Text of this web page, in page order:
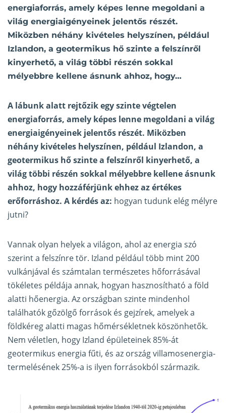
energiaforrás, amely képes lenne megoldani a
világ energiaigényeinek jelentős részét.
Miközben néhány kivételes helyszínen, például
Izlandon, a geotermikus hő szinte a felszínről
kinyerhető, a világ többi részén sokkal
mélyebbre kellene ásnunk ahhoz, hogy…
A lábunk alatt rejtőzik egy szinte végtelen
energiaforrás, amely képes lenne megoldani a világ
energiaigényeinek jelentős részét. Miközben
néhány kivételes helyszínen, például Izlandon, a
geotermikus hő szinte a felszínről kinyerhető, a
világ többi részén sokkal mélyebbre kellene ásnunk
ahhoz, hogy hozzáférjünk ehhez az értékes
erőforráshoz. A kérdés az: hogyan tudunk elég mélyre
jutni?
Vannak olyan helyek a világon, ahol az energia szó
szerint a felszínre tör. Izland például több mint 200
vulkánjával és számtalan természetes hőforrásával
tökéletes példája annak, hogyan hasznosítható a föld
alatti hőenergia. Az országban szinte mindenhol
találhatók gőzölgő források és gejzírek, amelyek a
földkéreg alatti magas hőmérsékletnek köszönhetők.
Nem véletlen, hogy Izland épületeinek 85%-át
geotermikus energia fűti, és az ország villamosenergia-
termelésének 25%-a is ilyen forrásokból származik.